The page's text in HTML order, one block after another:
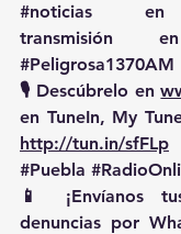
#noticias
#Peligrosa1370AM
🎙️ Descúbrelo en
http://tun.in/sfFLp
#Puebla
📱 ¡Envíanos
denuncias por